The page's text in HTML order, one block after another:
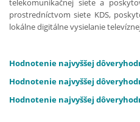
telekomunikačnej siete a
prostredníctvom siete KDS,
lokálne digitálne vysielanie
Hodnotenie najvyššej
Hodnotenie najvyššej
Hodnotenie najvyššej